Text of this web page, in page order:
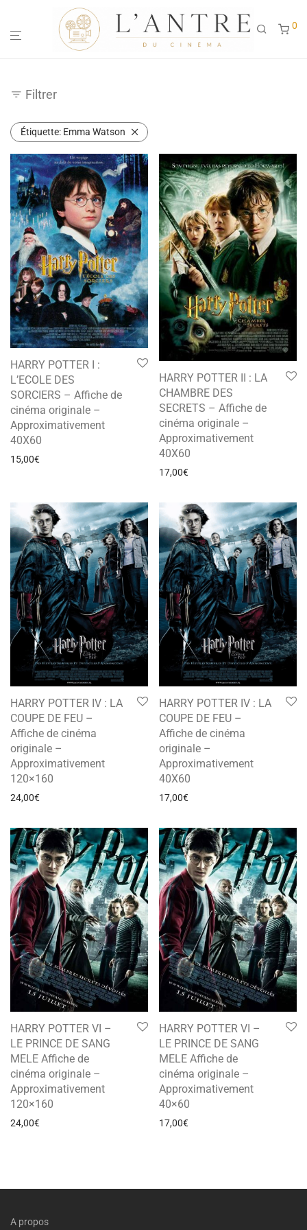
0
Filtrer
Étiquette: Emma Watson
HARRY POTTER I :
L’ECOLE DES
SORCIERS – Affiche de
cinéma originale –
Approximativement
40X60
15,00€
HARRY POTTER II : LA
CHAMBRE DES
SECRETS – Affiche de
cinéma originale –
Approximativement
40X60
17,00€
HARRY POTTER IV : LA
COUPE DE FEU –
Affiche de cinéma
originale –
Approximativement
120×160
24,00€
HARRY POTTER IV : LA
COUPE DE FEU –
Affiche de cinéma
originale –
Approximativement
40X60
17,00€
HARRY POTTER VI –
LE PRINCE DE SANG
MELE Affiche de
cinéma originale –
Approximativement
120×160
24,00€
HARRY POTTER VI –
LE PRINCE DE SANG
MELE Affiche de
cinéma originale –
Approximativement
40×60
17,00€
A propos